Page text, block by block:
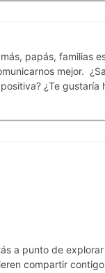
papás, familias
mejor.
¿Te gustaría
a punto de
compartir